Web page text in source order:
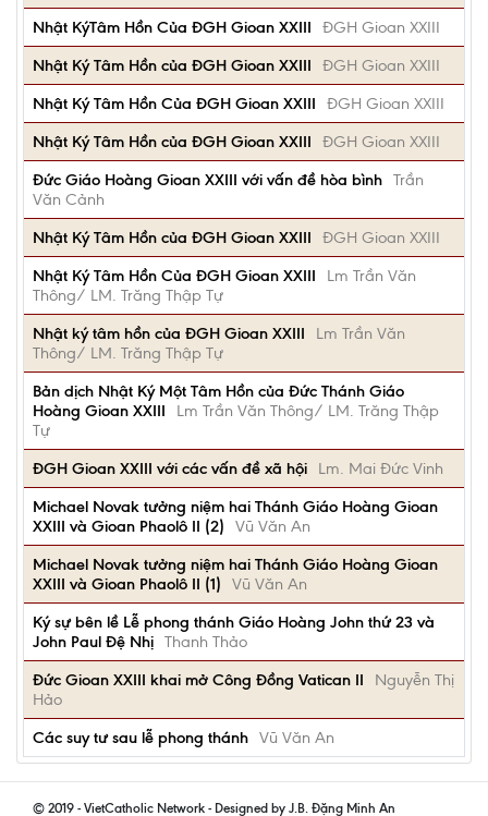
Nhật KýTâm Hồn Của ĐGH Gioan XXIII
ĐGH Gioan XXIII
Nhật Ký Tâm Hồn của ĐGH Gioan XXIII
ĐGH Gioan XXIII
Nhật Ký Tâm Hồn Của ĐGH Gioan XXIII
ĐGH Gioan XXIII
Nhật Ký Tâm Hồn của ĐGH Gioan XXIII
ĐGH Gioan XXIII
Đức Giáo Hoàng Gioan XXIII với vấn đề hòa bình Trần
Văn Cảnh
Nhật Ký Tâm Hồn của ĐGH Gioan XXIII
ĐGH Gioan XXIII
Nhật Ký Tâm Hồn Của ĐGH Gioan XXIII
Lm Trần Văn
Thông/ LM. Trăng Thập Tự
Nhật ký tâm hồn của ĐGH Gioan XXIII
Lm Trần Văn
Thông/ LM. Trăng Thập Tự
Bản dịch Nhật Ký Một Tâm Hồn của Đức Thánh Giáo
Hoàng Gioan XXIII
Lm Trần Văn Thông/ LM. Trăng Thập
Tự
ĐGH Gioan XXIII với các vấn đề xã hội
Lm. Mai Đức Vinh
Michael Novak tưởng niệm hai Thánh Giáo Hoàng Gioan
XXIII và Gioan Phaolô II (2)
Vũ Văn An
Michael Novak tưởng niệm hai Thánh Giáo Hoàng Gioan
XXIII và Gioan Phaolô II (1)
Vũ Văn An
Ký sự bên lề Lễ phong thánh Giáo Hoàng John thứ 23 và
John Paul Đệ Nhị Thanh Thảo
Đức Gioan XXIII khai mở Công Đồng Vatican II
Nguyễn Thị
Hảo
Các suy tư sau lễ phong thánh Vũ Văn An
© 2019 - VietCatholic Network - Designed by J.B. Đặng Minh An